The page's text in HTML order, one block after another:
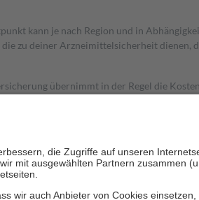
kann je nach Region und in
zu deiner Arzneimittelsicherheit dienen,
übernimmt in der Regel die
Es sind jedoch nie mehr als die
Zuzahlungen